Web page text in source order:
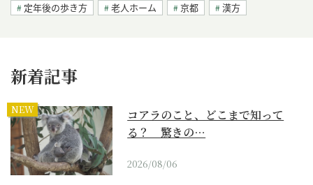
定年後の歩き方
老人ホーム 京都 漢方
新着記事
NEW
コアラのこと、どこまで知って
る？ 驚きの…
2026/08/06